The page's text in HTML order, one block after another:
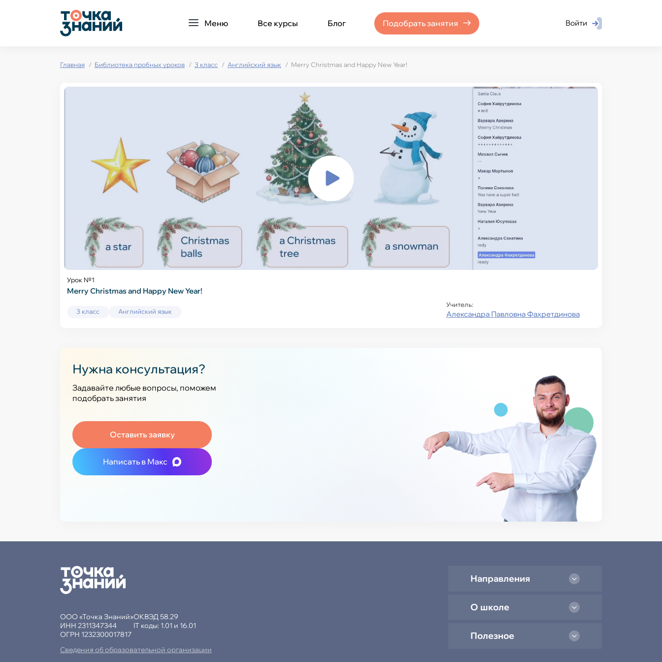
Меню Все курсы Блог Подобрать занятия Войти
Главная Библиотека пробных уроков 3 класс Английский язык Merry Christmas and Happy New Year!
Урок №1
Merry Christmas and Happy New Year!
3 класс Английский язык
Учитель:
Александра Павловна Фахретдинова
Нужна консультация?
Задавайте любые вопросы, поможем
подобрать занятия
Оставить заявку
Написать в Макс
ООО «Точка Знаний»
ИНН 2311347344
ОГРН 1232300017817
ОКВЭД 58.29
IT коды: 1.01 и 16.01
Сведения об образовательной организации
Направления
О школе
Полезное